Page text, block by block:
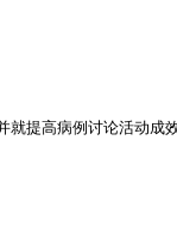
提高病例讨论活动成